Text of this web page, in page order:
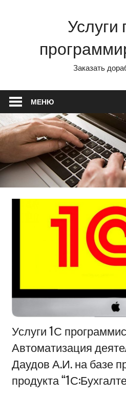
Услуги
Заказать
МЕНЮ
Информация
Услуги 1С
Автоматизация
Даудов А.И. на базе
продукта